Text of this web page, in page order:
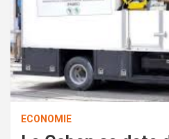
ECONOMIE